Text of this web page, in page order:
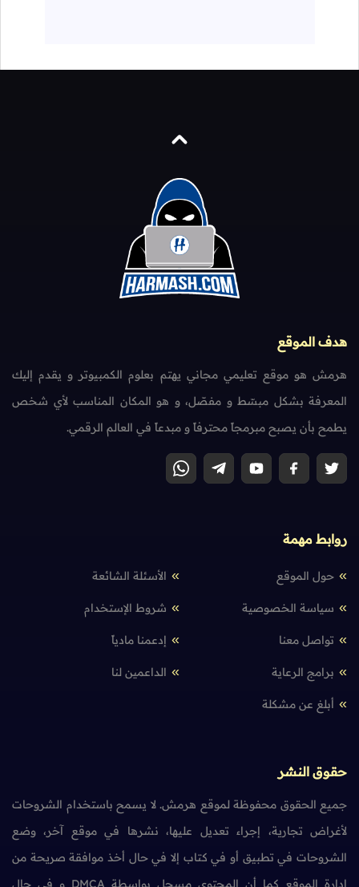
هدف الموقع
هرمش هو موقع تعليمي مجاني يهتم بعلوم الكمبيوتر و يقدم إليك
المعرفة بشكل مبسّط و مفصّل، و هو المكان المناسب لأي شخص
يطمح بأن يصبح مبرمجاً محترفاً و مبدعاً في العالم الرقمي.
روابط مهمة
حول الموقع الأسئلة الشائعة
سياسة الخصوصية شروط الإستخدام
تواصل معنا إدعمنا مادياً
برامج الرعاية الداعمين لنا
أبلغ عن مشكلة
حقوق النشر
جميع الحقوق محفوظة لموقع هرمش. لا يسمح باستخدام الشروحات
لأغراض تجارية، إجراء تعديل عليها، نشرها في موقع آخر، وضع
الشروحات في تطبيق أو في كتاب إلا في حال أخذ موافقة صريحة من
إدارة الموقع كما أن المحتوى مسجل بواسطة DMCA و في حال